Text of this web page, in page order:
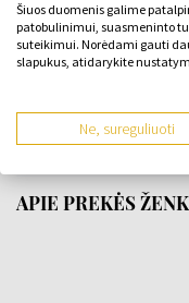
Eau de Parfum puikiai
netradicinio
unisex kvapas
IŠSAMI
APIE PREKĖS
Šiuos duomenis galime
patobulinimui, suasmeninto
suteikimui. Norėdami gauti
slapukus, atidarykite
Ne, sureguliuoti